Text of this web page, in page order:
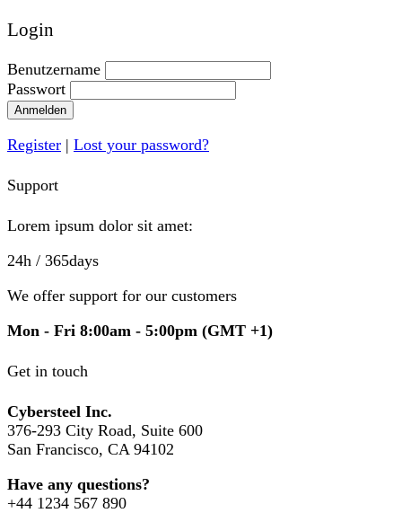
Login
Benutzername
Passwort
Anmelden
Register | Lost your password?
Support
Lorem ipsum dolor sit amet:
24h / 365days
We offer support for our customers
Mon - Fri 8:00am - 5:00pm (GMT +1)
Get in touch
Cybersteel Inc.
376-293 City Road, Suite 600
San Francisco, CA 94102
Have any questions?
+44 1234 567 890